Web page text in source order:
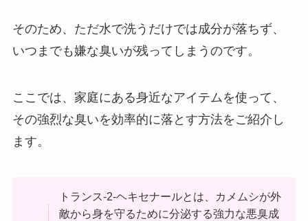
そのため、ただ水で洗うだけでは成分が落ちず、
いつまでも嫌な臭いが残ってしまうのです。
ここでは、家庭にある身近なアイテムを使って、
その強烈な臭いを効率的に落とす方法をご紹介し
ます。
トランス-2-ヘキセナールとは、カメムシが外
敵から身を守るために分泌する強力な悪臭成